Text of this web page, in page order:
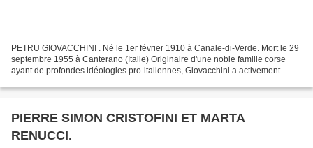
PETRU GIOVACCHINI . Né le 1er février 1910 à Canale-di-Verde. Mort le 29
septembre 1955 à Canterano (Italie) Originaire d'une noble famille corse
ayant de profondes idéologies pro-italiennes, Giovacchini a activement
PIERRE SIMON CRISTOFINI ET MARTA
RENUCCI.